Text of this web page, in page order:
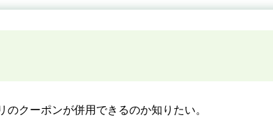
クーポンが併用できるのか知りたい。